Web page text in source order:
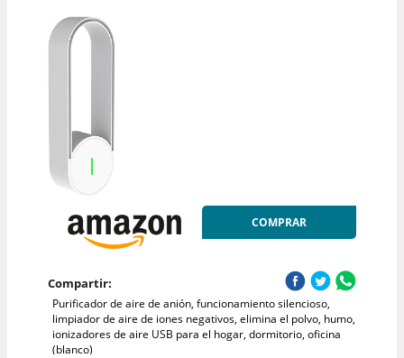
COMPRAR
Compartir:
Purificador de aire de anión, funcionamiento silencioso,
limpiador de aire de iones negativos, elimina el polvo, humo,
ionizadores de aire USB para el hogar, dormitorio, oficina
(blanco)